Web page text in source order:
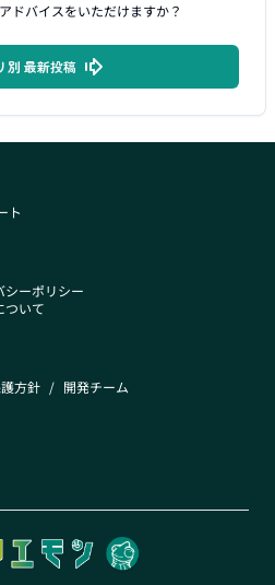
ドバイスをいただけますか？
別 最新投稿
ト
シーポリシー
ついて
方針 / 開発チーム